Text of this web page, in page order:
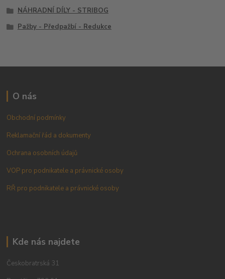
NÁHRADNÍ DÍLY - STRIBOG
Pažby - Předpažbí - Redukce
O nás
Obchodní podmínky
Reklamační řád a dokumenty
Ochrana osobních údajů
VOP pro podnikatele a právnické osoby
RŘ pro podnikatele a právnické osoby
Kde nás najdete
Českobratrská 31